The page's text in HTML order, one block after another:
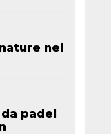
nel
padel